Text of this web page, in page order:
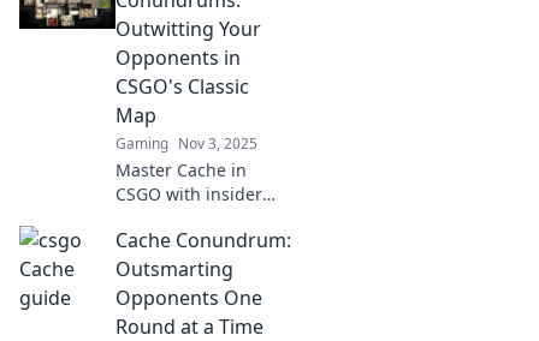
Outwitting Your
Opponents in
CSGO's Classic
Map
Gaming Nov 3, 2025
Master Cache in
CSGO with insider
Outsmart your
opponents and
dominate the classic
map like a pro.
Cache Conundrum:
Outsmarting
Opponents One
Round at a Time